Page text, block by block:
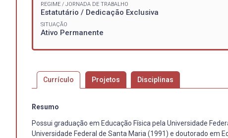
REGIME / JORNADA DE TRABALHO
Estatutário / Dedicação Exclusiva
SITUAÇÃO
Ativo Permanente
Currículo Projetos Disciplinas
Resumo
Possui graduação em Educação Física pela Universidade
Universidade Federal de Santa Maria (1991) e doutorado em